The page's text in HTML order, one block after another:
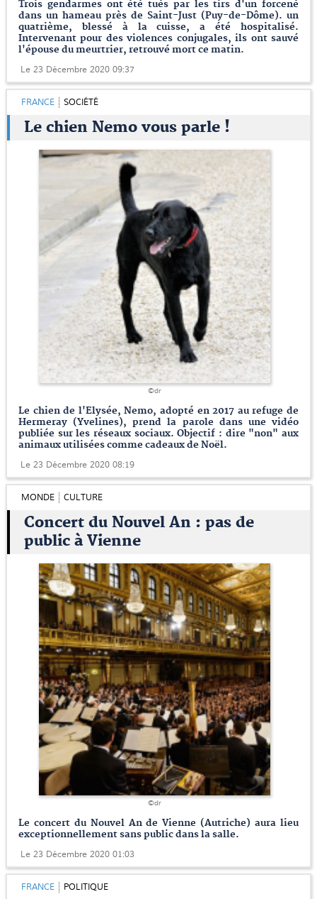
Trois gendarmes ont été tués par les tirs d'un forcené
dans un hameau près de Saint-Just (Puy-de-Dôme). un
quatrième, blessé à la cuisse, a été hospitalisé.
Intervenant pour des violences conjugales, ils ont sauvé
l'épouse du meurtrier, retrouvé mort ce matin.
Le 23 Décembre 2020 09:37
FRANCE SOCIÉTÉ
Le chien Nemo vous parle !
©dr
Le chien de l'Elysée, Nemo, adopté en 2017 au refuge de
Hermeray (Yvelines), prend la parole dans une vidéo
publiée sur les réseaux sociaux. Objectif : dire "non" aux
animaux utilisées comme cadeaux de Noël.
Le 23 Décembre 2020 08:19
MONDE CULTURE
Concert du Nouvel An : pas de
public à Vienne
©dr
Le concert du Nouvel An de Vienne (Autriche) aura lieu
exceptionnellement sans public dans la salle.
Le 23 Décembre 2020 01:03
FRANCE POLITIQUE